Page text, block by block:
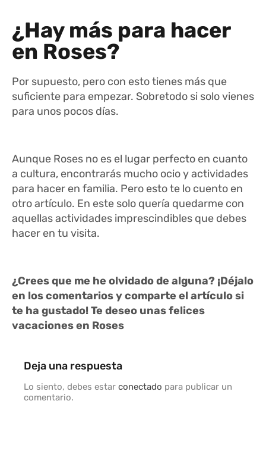
¿Hay más para hacer
en Roses?
Por supuesto, pero con esto tienes más que
suficiente para empezar. Sobretodo si solo vienes
para unos pocos días.
Aunque Roses no es el lugar perfecto en cuanto
a cultura, encontrarás mucho ocio y actividades
para hacer en familia. Pero esto te lo cuento en
otro artículo. En este solo quería quedarme con
aquellas actividades imprescindibles que debes
hacer en tu visita.
¿Crees que me he olvidado de alguna? ¡Déjalo
en los comentarios y comparte el artículo si
te ha gustado! Te deseo unas felices
vacaciones en Roses
Deja una respuesta
Lo siento, debes estar conectado para publicar un
comentario.